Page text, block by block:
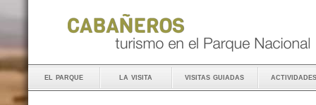
el parque la visita visitas guiadas actividades